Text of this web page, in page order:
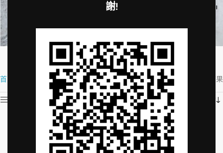
謝!
首頁 CENCCINI 顯示所有 5 筆結果
Show sidebar